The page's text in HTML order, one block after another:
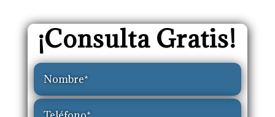
¡Consulta Gratis!